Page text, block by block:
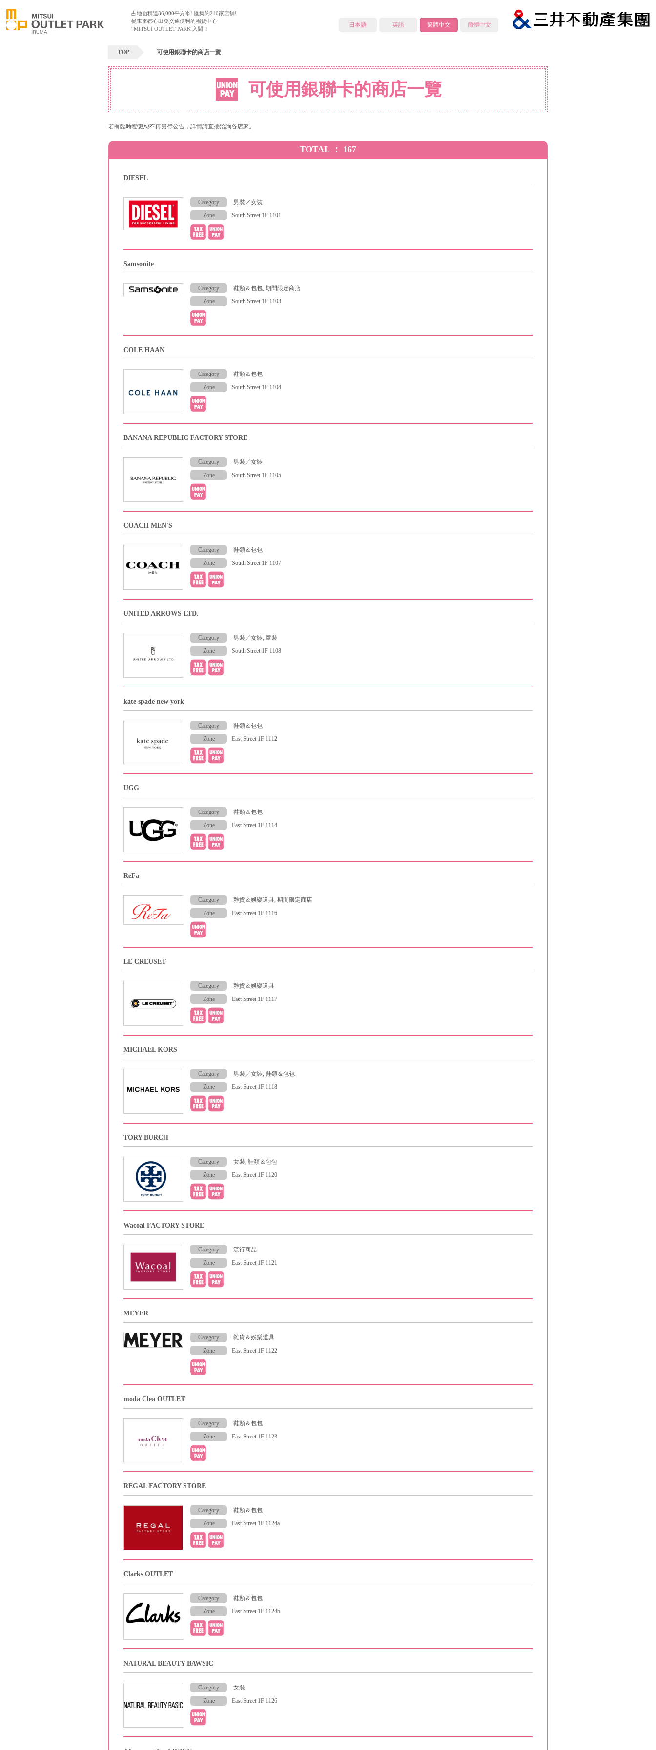
占地面積達86,000平方米! 匯集約210家店舖!
從東京都心出發交通便利的暢貨中心
“MITSUI OUTLET PARK 入間”!
日本語 英語 繁體中文 簡體中文
TOP 可使用銀聯卡的商店一覽
可使用銀聯卡的商店一覽
若有臨時變更恕不再另行公告，詳情請直接洽詢各店家。
TOTAL ： 167
DIESEL
Category
男裝／女裝
Zone
South Street 1F 1101
Samsonite
Category
鞋類＆包包, 期間限定商店
Zone
South Street 1F 1103
COLE HAAN
Category
鞋類＆包包
Zone
South Street 1F 1104
BANANA REPUBLIC FACTORY STORE
Category
男裝／女裝
Zone
South Street 1F 1105
COACH MEN'S
Category
鞋類＆包包
Zone
South Street 1F 1107
UNITED ARROWS LTD.
Category
男裝／女裝, 童裝
Zone
South Street 1F 1108
kate spade new york
Category
鞋類＆包包
Zone
East Street 1F 1112
UGG
Category
鞋類＆包包
Zone
East Street 1F 1114
ReFa
Category
雜貨＆娛樂道具, 期間限定商店
Zone
East Street 1F 1116
LE CREUSET
Category
雜貨＆娛樂道具
Zone
East Street 1F 1117
MICHAEL KORS
Category
男裝／女裝, 鞋類＆包包
Zone
East Street 1F 1118
TORY BURCH
Category
女裝, 鞋類＆包包
Zone
East Street 1F 1120
Wacoal FACTORY STORE
Category
流行商品
Zone
East Street 1F 1121
MEYER
Category
雜貨＆娛樂道具
Zone
East Street 1F 1122
moda Clea OUTLET
Category
鞋類＆包包
Zone
East Street 1F 1123
REGAL FACTORY STORE
Category
鞋類＆包包
Zone
East Street 1F 1124a
Clarks OUTLET
Category
鞋類＆包包
Zone
East Street 1F 1124b
NATURAL BEAUTY BAWSIC
Category
女裝
Zone
East Street 1F 1126